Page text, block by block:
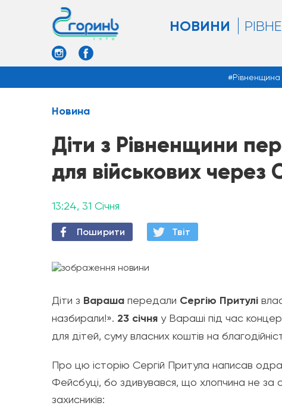
НОВИНИ
Рівненщина
Новина
Діти з Рівненщини
для військових через
13:24, 31 Січня
Поширити Твiт
Діти з Вараша передали Сергію Притулі
назбирали!». 23 січня у Вараші під час
для дітей, суму власних коштів на
Про цю історію Сергій Притула написав
Фейсбуці, бо здивувався, що хлопчина не за
захисників: